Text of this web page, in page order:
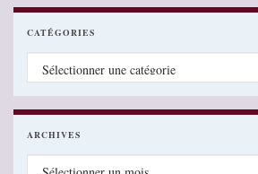
CATÉGORIES
Catégories
ARCHIVES
Archives